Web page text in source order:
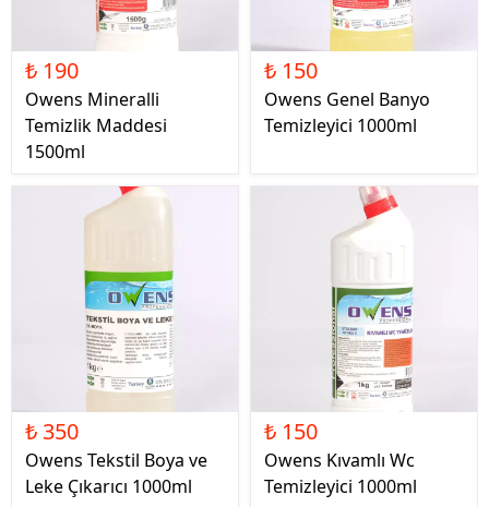
₺ 190
Owens Mineralli
Temizlik Maddesi
1500ml
₺ 150
Owens Genel Banyo
Temizleyici 1000ml
₺ 350
Owens Tekstil Boya ve
Leke Çıkarıcı 1000ml
₺ 150
Owens Kıvamlı Wc
Temizleyici 1000ml